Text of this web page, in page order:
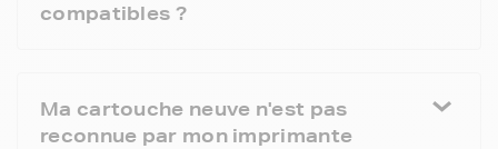
compatibles ?
Ma cartouche neuve n'est pas
reconnue par mon imprimante